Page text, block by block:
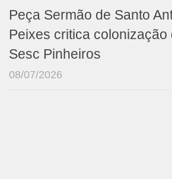
Peça Sermão de Santo
Peixes critica colonização
Sesc Pinheiros
08/07/2026